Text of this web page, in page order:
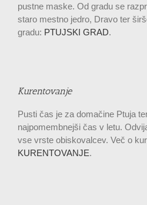
pustne maske. Od gradu se
staro mestno jedro, Dravo ter
gradu: PTUJSKI GRAD.
Kurentovanje
Pusti čas je za domačine Ptuja
najpomembnejši čas v letu.
vse vrste obiskovalcev. Več o
KURENTOVANJE.